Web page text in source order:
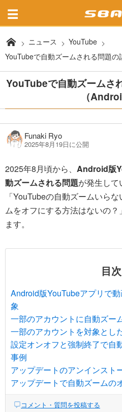
ニュース
YouTube
YouTubeで自動ズームされる問題の
YouTubeで自動ズームさ
（
Funaki Ryo
2025年8月19日に公開
2025年8月頃から、 Android版
動ズームされる問題が発生して
「YouTubeの自動ズームいら
ムをオフにする方法はないの
ます。
目次
Android版YouTubeアプリで
象
一部のアカウントに自動ズー
一部のアカウントを対象とし
設定オンオフと強制終了で自
事例
アップデートのアンインスト
アップデートで自動ズームの
コメント・質問を投稿する